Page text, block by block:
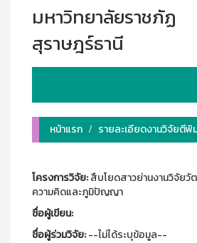
มหาวิทยาลัยราชภัฏ
สุราษฎร์ธานี
หน้าแรก
รายละเอียดงานวิจัยตี
โครงการวิจัย:สืบโยดสาวย่านงานวิจัย
ความคิดและภูมิปัญญา
ชื่อผู้เขียน:
ชื่อผู้ร่วมวิจัย:--ไม่ได้ระบุข้อมูล--